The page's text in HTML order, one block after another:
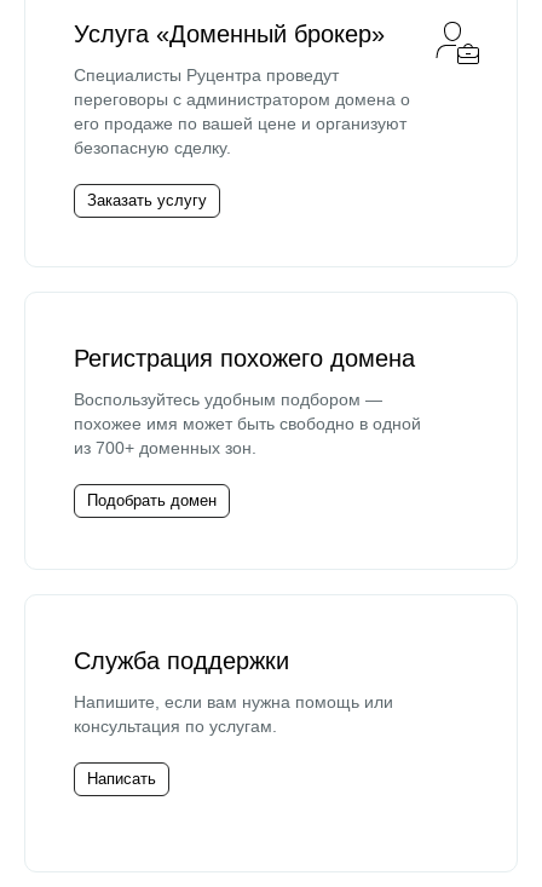
Услуга «Доменный брокер»
Специалисты Руцентра проведут
переговоры с администратором домена о
его продаже по вашей цене и организуют
безопасную сделку.
Заказать услугу
Регистрация похожего домена
Воспользуйтесь удобным подбором —
похожее имя может быть свободно в одной
из 700+ доменных зон.
Подобрать домен
Служба поддержки
Напишите, если вам нужна помощь или
консультация по услугам.
Написать